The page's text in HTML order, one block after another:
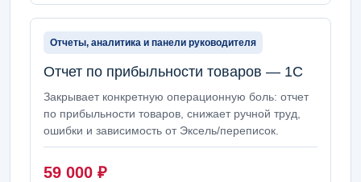
Отчеты, аналитика и панели руководителя
Отчет по прибыльности товаров — 1С
Закрывает конкретную операционную боль: отчет
по прибыльности товаров, снижает ручной труд,
ошибки и зависимость от Эксель/переписок.
59 000 ₽